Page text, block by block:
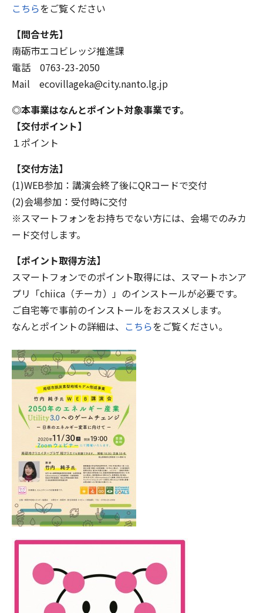
こちらをご覧ください
【問合せ先】
南砺市エコビレッジ推進課
電話 0763-23-2050
Mail ecovillageka@city.nanto.lg.jp
◎本事業はなんとポイント対象事業です。
【交付ポイント】
１ポイント
【交付方法】
(1)WEB参加：講演会終了後にQRコードで交付
(2)会場参加：受付時に交付
※スマートフォンをお持ちでない方には、会場でのみカ
ード交付します。
【ポイント取得方法】
スマートフォンでのポイント取得には、スマートホンア
プリ「chiica（チーカ）」のインストールが必要です。
ご自宅等で事前のインストールをおススメします。
なんとポイントの詳細は、 こちらをご覧ください。